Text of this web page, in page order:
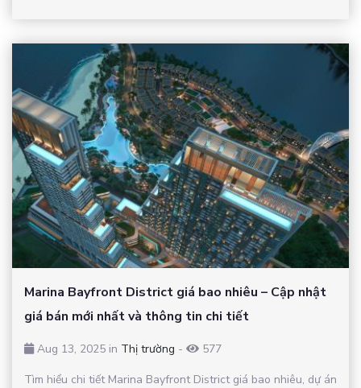
Marina Bayfront District giá bao nhiêu – Cập nhật
giá bán mới nhất và thông tin chi tiết
Aug 13, 2025 in Thị trường -
577
Tìm hiểu chi tiết Marina Bayfront District giá bao nhiêu, dự án